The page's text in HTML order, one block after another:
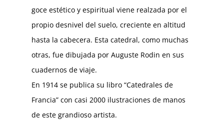
goce estético y espiritual viene realzada por el
propio desnivel del suelo, creciente en altitud
hasta la cabecera. Esta catedral, como muchas
otras, fue dibujada por Auguste Rodin en sus
cuadernos de viaje.
En 1914 se publica su libro “Catedrales de
Francia” con casi 2000 ilustraciones de manos
de este grandioso artista.